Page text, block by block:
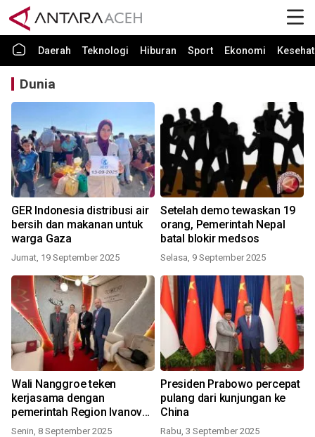
Daerah Teknologi Hiburan Sport Ekonomi
Dunia
GER Indonesia distribusi air
bersih dan makanan untuk
warga Gaza
Jumat, 19 September 2025
Setelah demo tewaskan 19
orang, Pemerintah Nepal
batal blokir medsos
Selasa, 9 September 2025
Wali Nanggroe teken
kerjasama dengan
pemerintah Region Ivanovo,
Rusia
Senin, 8 September 2025
Presiden Prabowo percepat
pulang dari kunjungan ke
China
Rabu, 3 September 2025